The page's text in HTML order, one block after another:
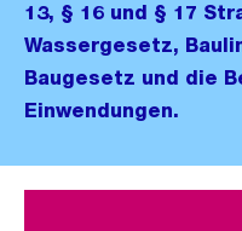
13, § 16 und § 17
Wassergesetz,
Baugesetz und die
Einwendungen.